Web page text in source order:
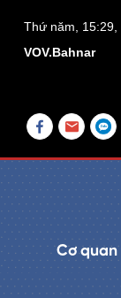
Thứ năm, 15:29,
VOV.Bahnar
Cơ quan